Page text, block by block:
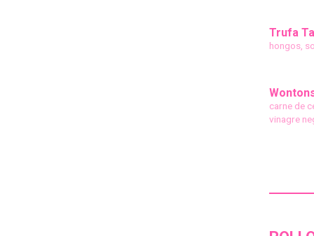
Trufa
hongos,
carne de
vinagre